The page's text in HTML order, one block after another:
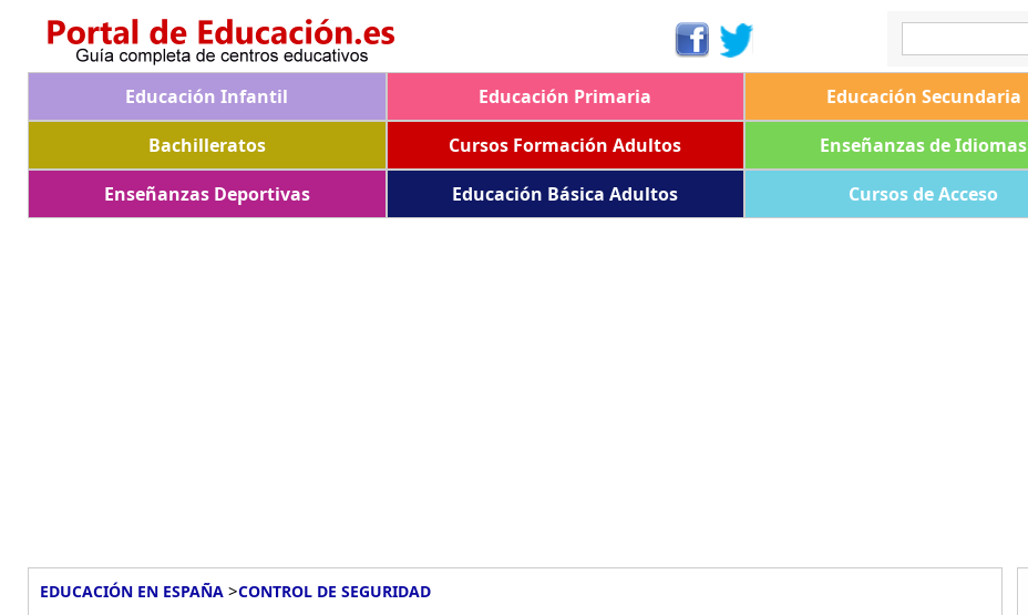
Educación Infantil Educación Primaria Educación Secundaria
Bachilleratos
Cursos Formación Adultos Enseñanzas de Idiomas
Enseñanzas Deportivas
Educación Básica Adultos Cursos de Acceso
EDUCACIÓN EN ESPAÑA >CONTROL DE SEGURIDAD